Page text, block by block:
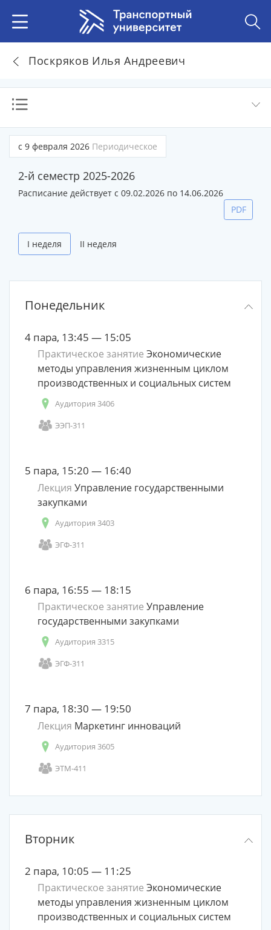
Поскряков Илья Андреевич
с 9 февраля 2026 Периодическое
2-й семестр 2025-2026
Расписание действует с 09.02.2026 по 14.06.2026
I неделя II неделя
PDF
Понедельник
4 пара, 13:45 — 15:05
Практическое занятие Экономические
методы управления жизненным циклом
производственных и социальных систем
Аудитория 3406
ЭЭП-311
5 пара, 15:20 — 16:40
Лекция Управление государственными
закупками
Аудитория 3403
ЭГФ-311
6 пара, 16:55 — 18:15
Практическое занятие Управление
государственными закупками
Аудитория 3315
ЭГФ-311
7 пара, 18:30 — 19:50
Лекция Маркетинг инноваций
Аудитория 3605
ЭТМ-411
Вторник
2 пара, 10:05 — 11:25
Практическое занятие Экономические
методы управления жизненным циклом
производственных и социальных систем